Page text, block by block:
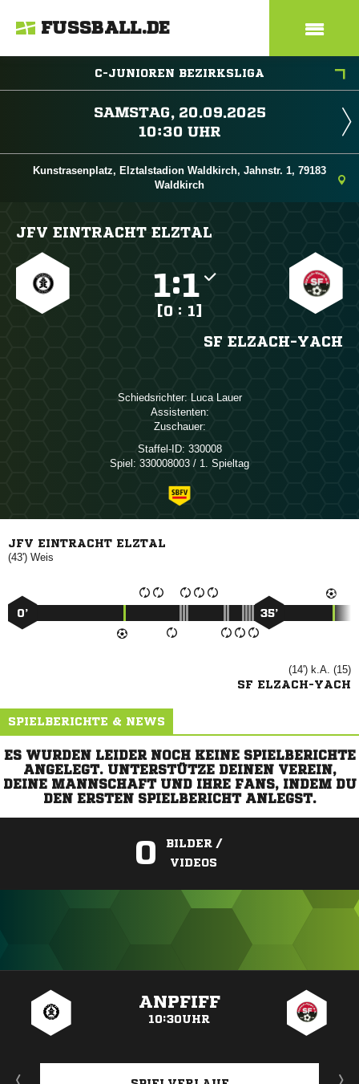
FUSSBALL.DE
C-JUNIOREN BEZIRKSLIGA
 
 
Kunstrasenplatz, Elztalstadion Waldkirch, Jahnstr. 1, 79183
Waldkirch
JFV EINTRACHT ELZTAL
:
[0 : 1]
SF ELZACH-YACH
Schiedsrichter:  
Assistenten:
Zuschauer:
Staffel-ID: 330008
Spiel: 330008003 / 1. Spieltag
JFV EINTRACHT ELZTAL
(43') 
0’ 35’
(14') k.A. (15)
SF ELZACH-YACH
SPIELBERICHTE & NEWS
ES WURDEN LEIDER NOCH KEINE SPIELBERICHTE
ANGELEGT. UNTERSTÜTZE DEINEN VEREIN,
DEINE MANNSCHAFT UND IHRE FANS, INDEM DU
DEN ERSTEN SPIELBERICHT ANLEGST.
0
BILDER /
VIDEOS
ANPFIFF
10:30UHR